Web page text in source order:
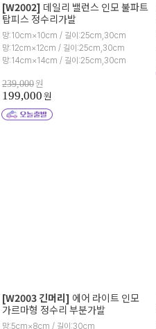
[W2002] 데일리 밸런스 인모 불파트
탑피스 정수리가발
망:10cm×10cm / 길이:25cm,30cm
망:12cm×12cm / 길이:25cm,30cm
망:14cm×14cm / 길이:25cm,30cm
239,000원
199,000원
[W2003 긴머리] 에어 라이트 인모
가르마형 정수리 부분가발
망:5cm×8cm / 길이:30cm